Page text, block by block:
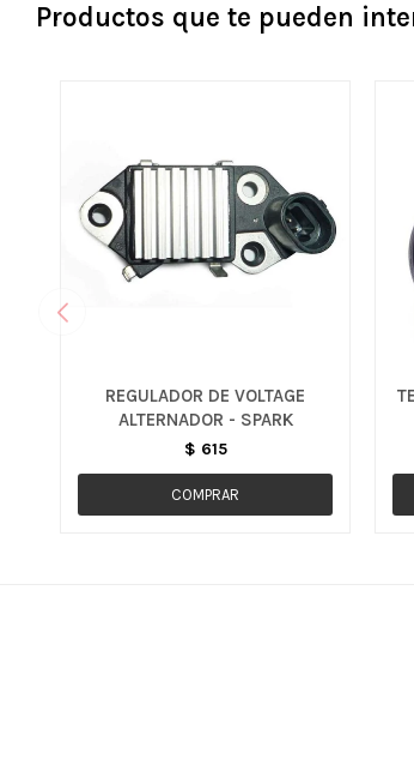
Productos que te pueden
REGULADOR DE VOLTAGE
ALTERNADOR - SPARK
$ 615